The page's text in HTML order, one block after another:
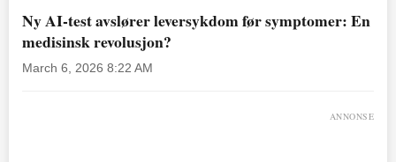
Ny AI-test avslører leversykdom før symptomer: En
medisinsk revolusjon?
March 6, 2026 8:22 AM
ANNONSE